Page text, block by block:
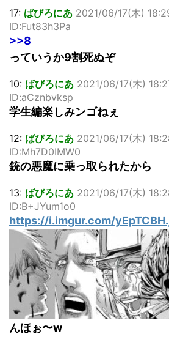
17: ばびろにあ 2021/06/17(木)
ID:Fut83h3Pa
>>8
っていうか9割死ぬぞ
10: ばびろにあ 2021/06/17(木)
ID:aCznbvksp
学生編楽しみンゴねぇ
12: ばびろにあ 2021/06/17(木)
ID:Mh7D0IMW0
銃の悪魔に乗っ取られたから
13: ばびろにあ 2021/06/17(木)
ID:B+JYum1o0
https://i.imgur.com/
んほぉ〜w